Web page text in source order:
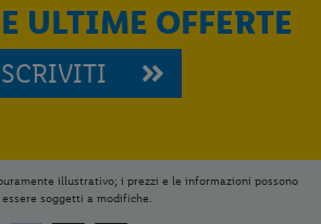
ULTIME OFFERTE
illustrativo; i prezzi e le informazioni possono
essere soggetti a modifiche.